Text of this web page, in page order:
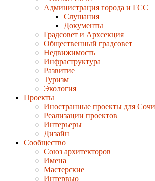
Администрация города и ГСС
Слушания
Документы
Градсовет и Архсекция
Общественный градсовет
Недвижимость
Инфраструктура
Развитие
Туризм
Экология
Проекты
Иностранные проекты для Сочи
Реализации проектов
Интерьеры
Дизайн
Сообщество
Союз архитекторов
Имена
Мастерские
Интервью